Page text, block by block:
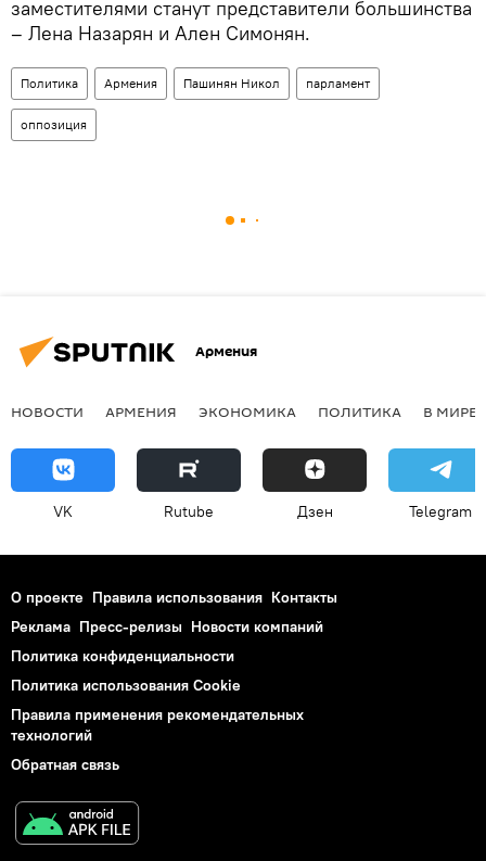
заместителями станут представители большинства
– Лена Назарян и Ален Симонян.
Политика Армения Пашинян Никол парламент
оппозиция
Армения
НОВОСТИ АРМЕНИЯ ЭКОНОМИКА ПОЛИТИКА В МИРЕ
VK Rutube Дзен Telegram
О проекте Правила использования Контакты
Реклама Пресс-релизы Новости компаний
Политика конфиденциальности
Политика использования Cookie
Правила применения рекомендательных
технологий
Обратная связь